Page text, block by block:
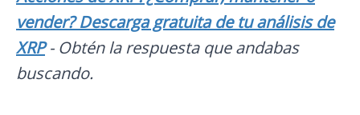
vender? Descarga gratuita de tu análisis de
XRP- Obtén la respuesta que andabas
buscando.